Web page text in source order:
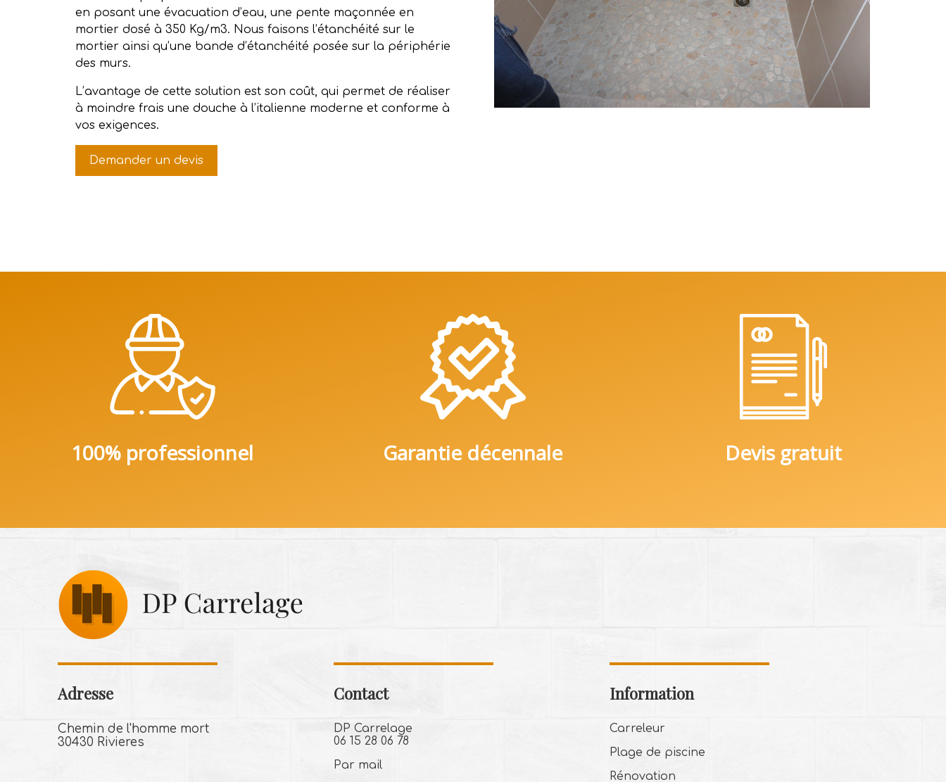
en posant une évacuation d’eau, une pente maçonnée en
mortier dosé à 350 Kg/m3. Nous faisons l’étanchéité sur le
mortier ainsi qu’une bande d’étanchéité posée sur la périphérie
des murs.
L’avantage de cette solution est son coût, qui permet de réaliser
à moindre frais une douche à l’italienne moderne et conforme à
vos exigences.
Demander un devis
100% professionnel Garantie décennale Devis gratuit
Adresse
Chemin de l'homme mort
30430 Rivieres
Contact
DP Carrelage
06 15 28 06 78
Par mail
Information
Carreleur
Plage de piscine
Rénovation